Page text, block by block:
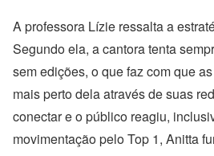
A professora Lízie ressalta a
Segundo ela, a cantora tenta
sem edições, o que faz com que
mais perto dela através de suas
conectar e o público reagiu,
movimentação pelo Top 1, Anitta